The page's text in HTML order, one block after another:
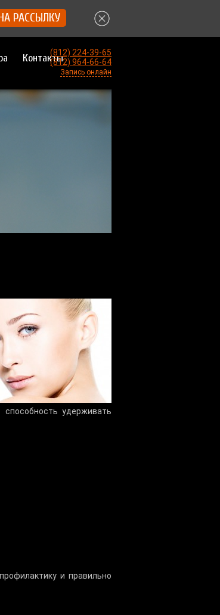
РАССЫЛКУ
Контакты(812) 224-39-65
(812) 964-66-64
Запись онлайн
удерживать
и правильно